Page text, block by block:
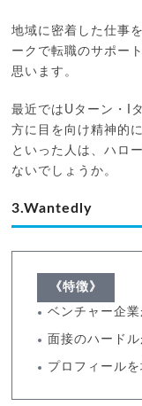
地域に密着した仕事
ークで転職のサポー
思います。
最近ではUターン・I
方に目を向け精神的
といった人は、ハロ
ないでしょうか。
3.Wantedly
《特徴》
ベンチャー企
面接のハード
プロフィール